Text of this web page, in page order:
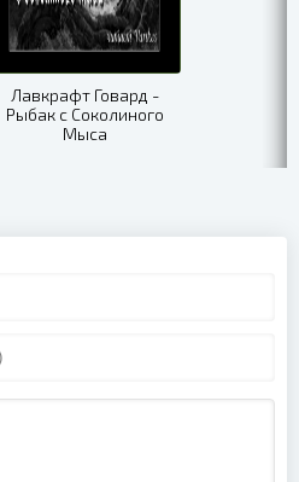
Лавкрафт Говард -
Рыбак с Соколиного
Мыса